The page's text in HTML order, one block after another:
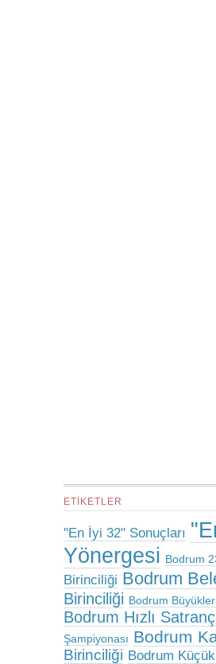
ETIKETLER
"En İyi 32" Sonuçları
Yönergesi Bodrum
Birinciliği Bodrum
Birinciliği Bodrum
Bodrum Hızlı
Şampiyonası Bodrum
Birinciliği Bodrum